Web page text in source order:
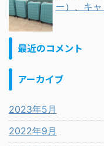
ー）、キ
最近のコメント
アーカイブ
2023年5月
2022年9月